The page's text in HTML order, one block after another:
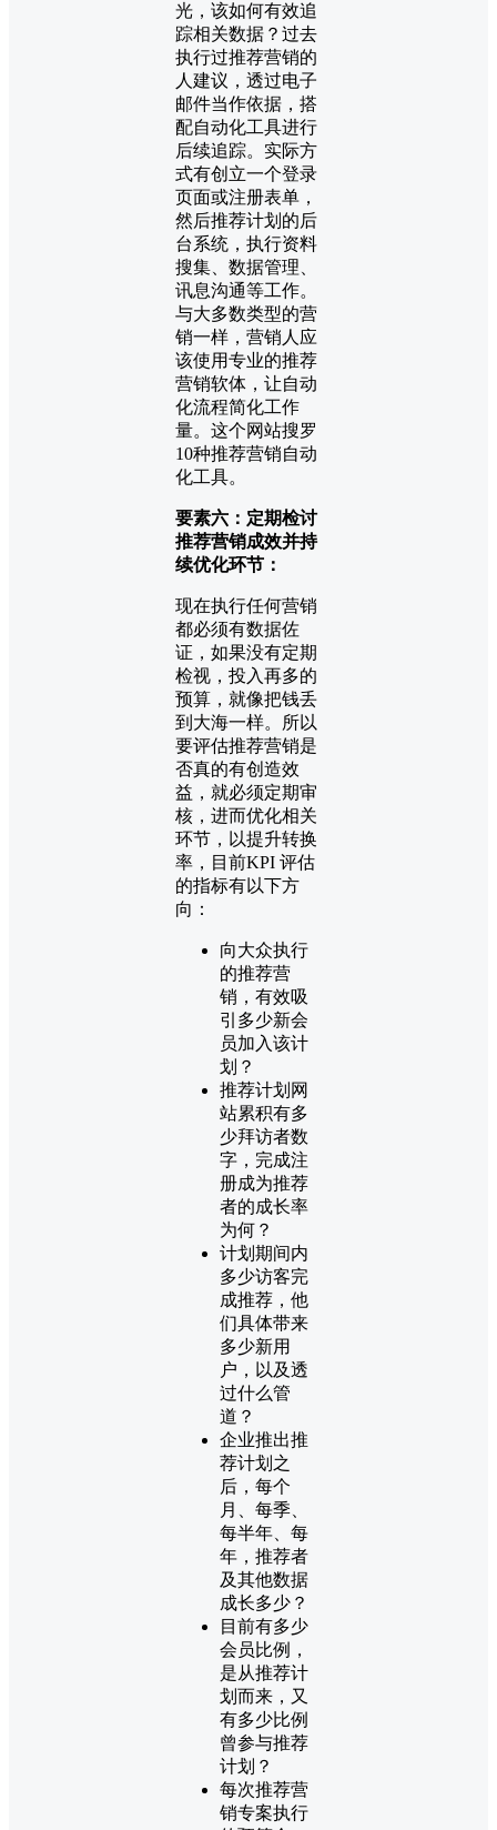
光，该如何有效追
踪相关数据？过去
执行过推荐营销的
人建议，透过电子
邮件当作依据，搭
配自动化工具进行
后续追踪。实际方
式有创立一个登录
页面或注册表单，
然后推荐计划的后
台系统，执行资料
搜集、数据管理、
讯息沟通等工作。
与大多数类型的营
销一样，营销人应
该使用专业的推荐
营销软体，让自动
化流程简化工作
量。这个网站搜罗
10种推荐营销自动
化工具。
要素六：定期检讨
推荐营销成效并持
续优化环节：
现在执行任何营销
都必须有数据佐
证，如果没有定期
检视，投入再多的
预算，就像把钱丢
到大海一样。所以
要评估推荐营销是
否真的有创造效
益，就必须定期审
核，进而优化相关
环节，以提升转换
率，目前KPI 评估
的指标有以下方
向：
向大众执行
的推荐营
销，有效吸
引多少新会
员加入该计
划？
推荐计划网
站累积有多
少拜访者数
字，完成注
册成为推荐
者的成长率
为何？
计划期间内
多少访客完
成推荐，他
们具体带来
多少新用
户，以及透
过什么管
道？
企业推出推
荐计划之
后，每个
月、每季、
每半年、每
年，推荐者
及其他数据
成长多少？
目前有多少
会员比例，
是从推荐计
划而来，又
有多少比例
曾参与推荐
计划？
每次推荐营
销专案执行